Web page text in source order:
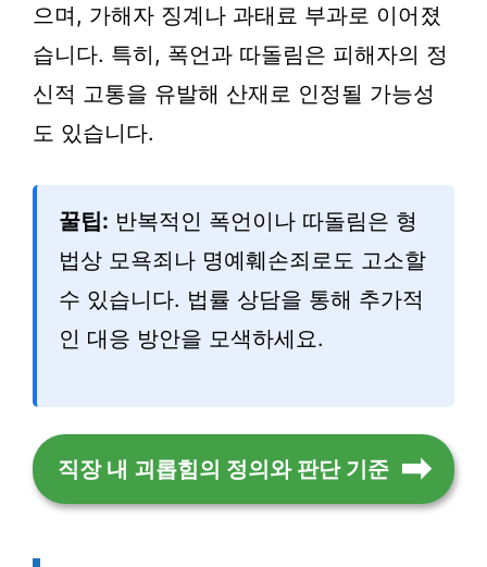
으며, 가해자 징계나 과태료 부과로 이어졌
습니다. 특히, 폭언과 따돌림은 피해자의 정
신적 고통을 유발해 산재로 인정될 가능성
도 있습니다.
꿀팁: 반복적인 폭언이나 따돌림은 형
법상 모욕죄나 명예훼손죄로도 고소할
수 있습니다. 법률 상담을 통해 추가적
인 대응 방안을 모색하세요.
직장 내 괴롭힘의 정의와 판단 기준